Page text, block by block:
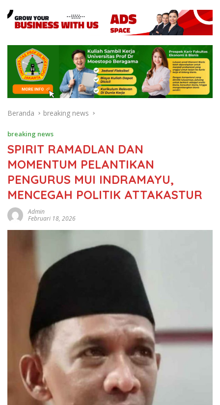
Beranda breaking news
breaking news
SPIRIT RAMADLAN DAN
MOMENTUM PELANTIKAN
PENGURUS MUI INDRAMAYU,
MENCEGAH POLITIK ATTAKASTUR
Admin
Februari 18, 2026